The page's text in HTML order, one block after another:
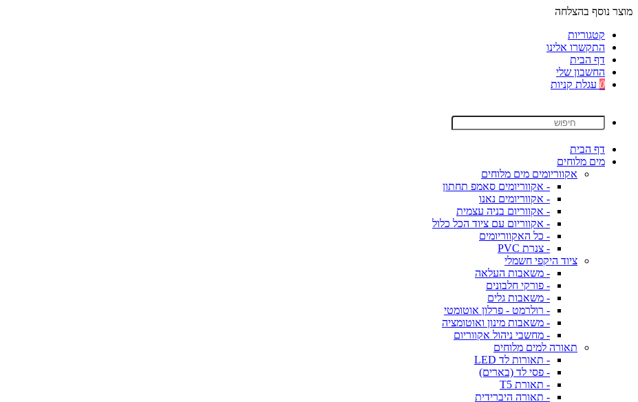
מוצר נוסף בהצלחה
קטגוריות
התקשרו אלינו
דף הבית
החשבון שלי
0 עגלת קניות
דף הבית
מים מלוחים
אקווריומים מים מלוחים
- אקווריומים סאמפ תחתון
- אקווריומים נאנו
- אקווריום בניה עצמית
- אקווריום עם ציוד הכל כלול
- כל האקווריומים
- צנרת PVC
ציוד היקפי חשמלי
- משאבות העלאה
- פורקי חלבונים
- משאבות גלים
- רולרמט - פרלון אוטומטי
- משאבות מינון ואוטומציה
- מחשבי ניהול אקווריום
תאורה למים מלוחים
- תאורות לד LED
- פסי לד (בארים)
- תאורת T5
- תאורה היברידית